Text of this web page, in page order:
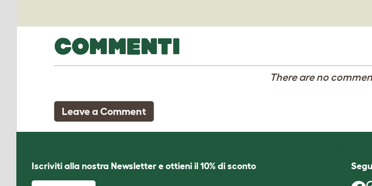
COMMENTI
There are no
Leave a Comment
Iscriviti alla nostra Newsletter e ottieni il 10% di sconto